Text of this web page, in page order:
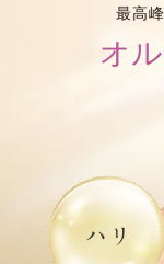
最高
オ